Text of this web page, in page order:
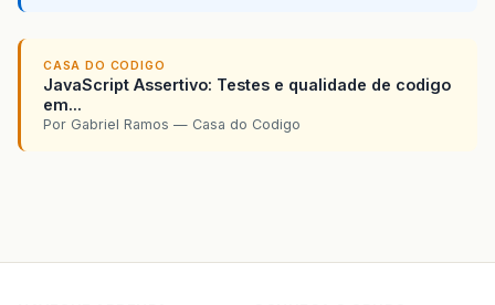
CASA DO CODIGO
JavaScript Assertivo: Testes e qualidade de codigo
em...
Por Gabriel Ramos — Casa do Codigo